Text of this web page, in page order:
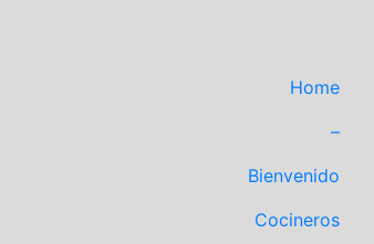
Home
–
Bienvenido
Cocineros